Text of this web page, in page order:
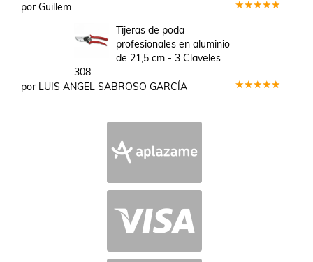
por Guillem
Tijeras de poda
profesionales en aluminio
de 21,5 cm - 3 Claveles
308
por LUIS ANGEL SABROSO GARCÍA